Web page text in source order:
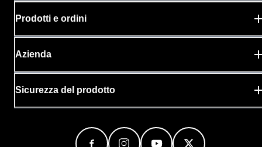
Prodotti e ordini
Azienda
Sicurezza del prodotto